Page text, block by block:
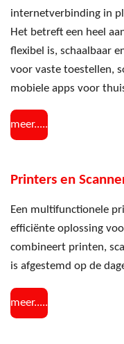
internetverbinding in
Het betreft een heel
flexibel is, schaalbaar
voor vaste toestellen,
mobiele apps voor
meer.....
Printers en
Een multifunctionele
efficiënte oplossing
combineert printen,
is afgestemd op de
meer.....